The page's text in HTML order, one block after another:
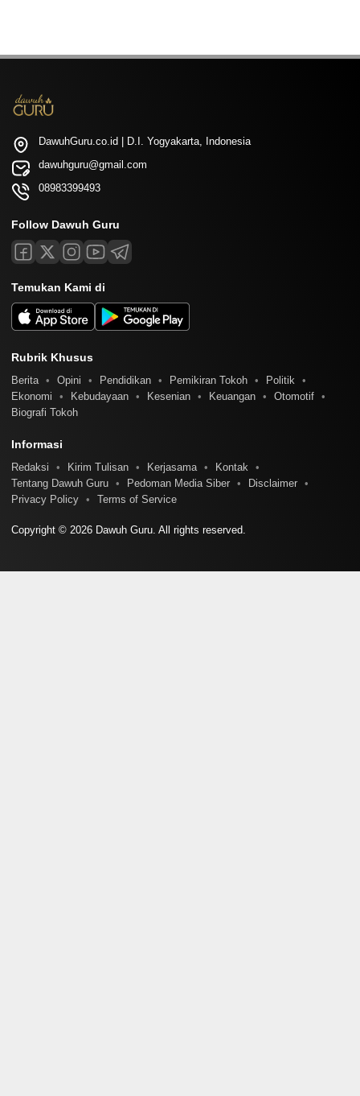
DawuhGuru.co.id | D.I. Yogyakarta, Indonesia
dawuhguru@gmail.com
08983399493
Follow Dawuh Guru
Temukan Kami di
Rubrik Khusus
Berita Opini Pendidikan Pemikiran Tokoh
Politik
Ekonomi
Kebudayaan Kesenian Keuangan
Otomotif
Biografi Tokoh
Informasi
Redaksi Kirim Tulisan Kerjasama
Kontak
Tentang Dawuh Guru
Pedoman Media Siber
Disclaimer
Privacy Policy
Terms of Service
Copyright © 2026 Dawuh Guru. All rights reserved.